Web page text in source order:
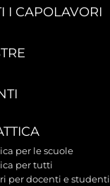
I CAPOLAVORI
per le scuole
per tutti
per docenti e studenti